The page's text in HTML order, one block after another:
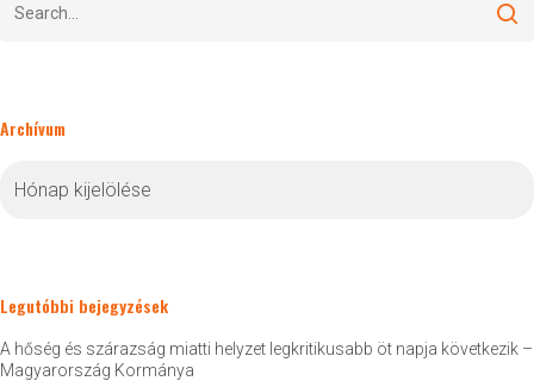
Archívum
Legutóbbi bejegyzések
A hőség és szárazság miatti helyzet legkritikusabb öt napja következik –
Magyarország Kormánya